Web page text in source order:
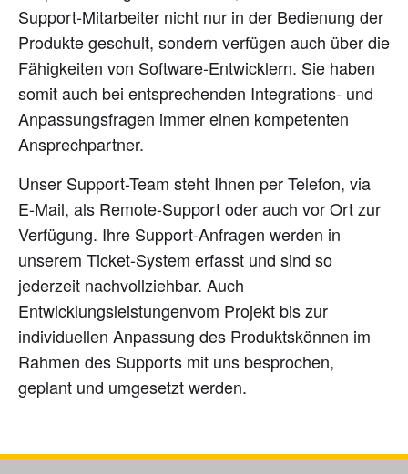
Support-Mitarbeiter nicht nur in der Bedienung der
Produkte geschult, sondern verfügen auch über die
Fähigkeiten von Software-Entwicklern. Sie haben
somit auch bei entsprechenden Integrations- und
Anpassungsfragen immer einen kompetenten
Ansprechpartner.
Unser Support-Team steht Ihnen per Telefon, via
E-Mail, als Remote-Support oder auch vor Ort zur
Verfügung. Ihre Support-Anfragen werden in
unserem Ticket-System erfasst und sind so
jederzeit nachvollziehbar. Auch
Entwicklungsleistungenvom Projekt bis zur
individuellen Anpassung des Produktskönnen im
Rahmen des Supports mit uns besprochen,
geplant und umgesetzt werden.